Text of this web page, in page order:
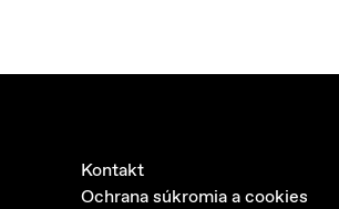
Kontakt
Ochrana súkromia a cookies